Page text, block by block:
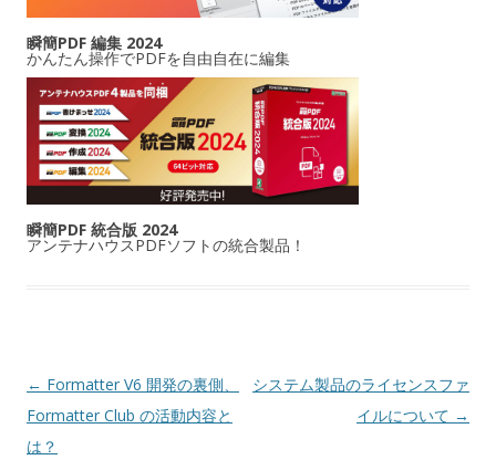
瞬簡PDF 編集 2024
かんたん操作でPDFを自由自在に編集
瞬簡PDF 統合版 2024
アンテナハウスPDFソフトの統合製品！
投稿ナビゲーション
← Formatter V6 開発の裏側、
Formatter Club の活動内容と
は？
システム製品のライセンスファ
イルについて →